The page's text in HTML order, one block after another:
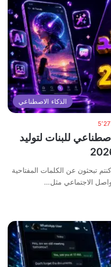
الذكاء الاصطناعي
الاصطناعي للبنات لتوليد
تبحثون عن الكلمات المفتاحية
الاجتماعي مثل…